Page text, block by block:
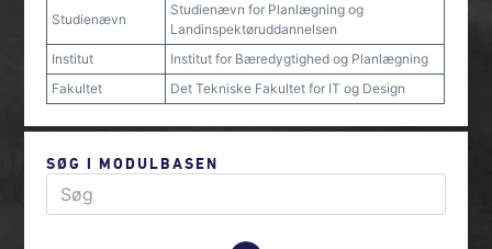
Studienævn
Studienævn for Planlægning og
Landinspektøruddannelsen
Institut
Institut for Bæredygtighed og Planlægning
Fakultet
Det Tekniske Fakultet for IT og Design
SØG I MODULBASEN